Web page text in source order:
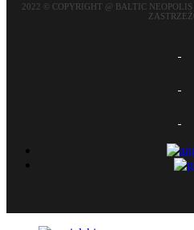
2022 © COPYRIGHT @ BALTIC